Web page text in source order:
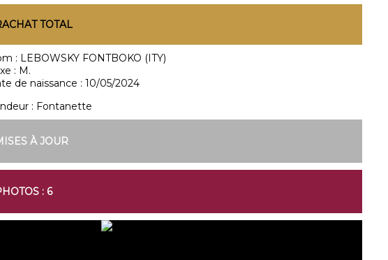
TOTAL
: LEBOWSKY FONTBOKO (ITY)
: M.
de naissance : 10/05/2024
: Fontanette
À JOUR
: 6